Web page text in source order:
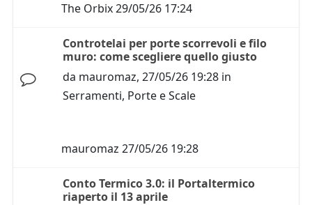
The Orbix29/05/26 17:24
Controtelai per porte scorrevoli e filo
muro: come scegliere quello giusto
da mauromaz, 27/05/26 19:28 in
Serramenti, Porte e Scale
mauromaz 27/05/26 19:28
Conto Termico 3.0: il Portaltermico
riaperto il 13 aprile